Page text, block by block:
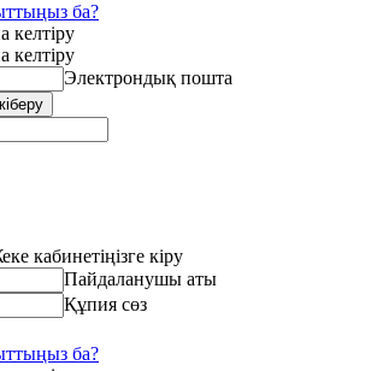
ба?
келтіру
келтіру
Электрондық пошта
кабинетіңізге кіру
Пайдаланушы аты
Құпия сөз
ба?